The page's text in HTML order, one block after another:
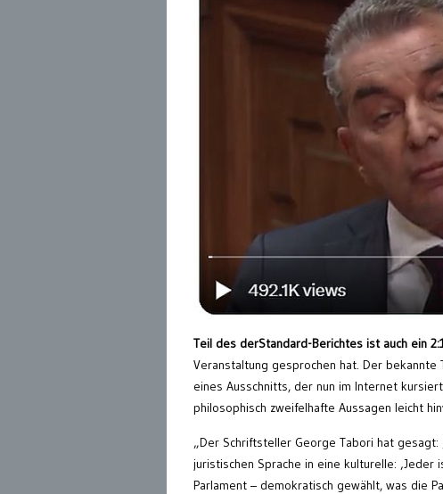
Teil des derStandard-Berichtes ist auch ein
Veranstaltung gesprochen hat. Der
eines Ausschnitts, der nun im Internet
philosophisch zweifelhafte Aussagen leicht
„Der Schriftsteller George Tabori hat
juristischen Sprache in eine kulturelle:
Parlament – demokratisch gewählt, was die